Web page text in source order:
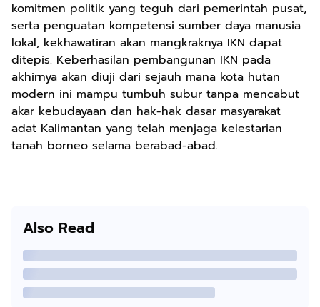
komitmen politik yang teguh dari pemerintah pusat,
serta penguatan kompetensi sumber daya manusia
lokal, kekhawatiran akan mangkraknya IKN dapat
ditepis. Keberhasilan pembangunan IKN pada
akhirnya akan diuji dari sejauh mana kota hutan
modern ini mampu tumbuh subur tanpa mencabut
akar kebudayaan dan hak-hak dasar masyarakat
adat Kalimantan yang telah menjaga kelestarian
tanah borneo selama berabad-abad.
Also Read